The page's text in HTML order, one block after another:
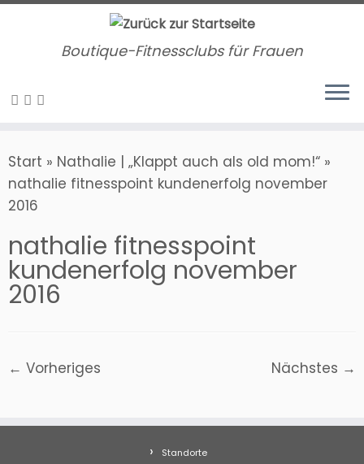
Zum
Boutique-Fitnessclubs für Frauen
Start » Nathalie | „Klappt auch als old mom!“ »
nathalie fitnesspoint kundenerfolg november
2016
nathalie fitnesspoint
kundenerfolg november
2016
← Vorheriges Nächstes →
Standorte